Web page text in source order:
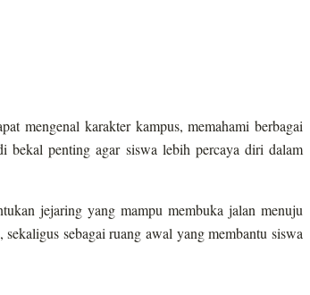
mengenal karakter kampus, memahami berbagai
bekal penting agar siswa lebih percaya diri dalam
jejaring yang mampu membuka jalan menuju
sebagai ruang awal yang membantu siswa